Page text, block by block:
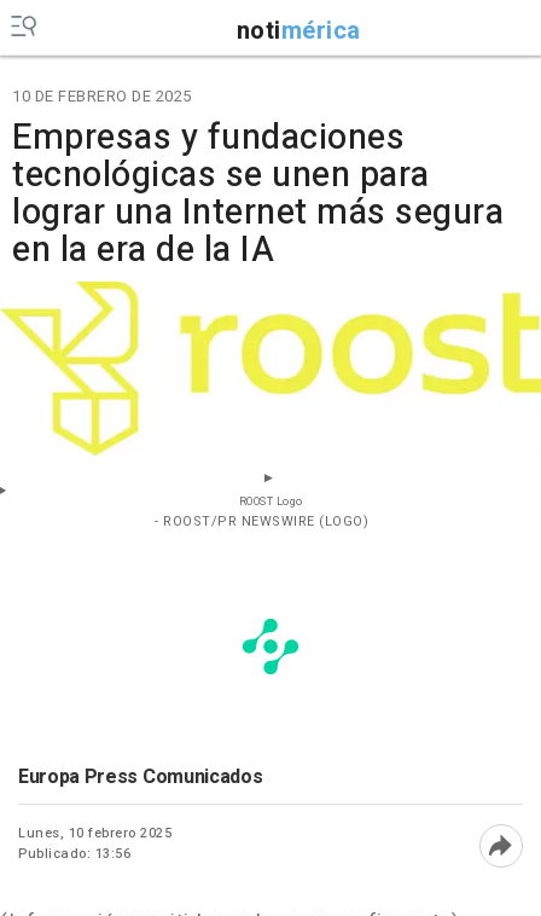
notimérica
10 DE FEBRERO DE 2025
Empresas y fundaciones
tecnológicas se unen para
lograr una Internet más segura
en la era de la IA
ROOST Logo
- ROOST/PR NEWSWIRE (LOGO)
Europa Press Comunicados
Lunes, 10 febrero 2025
Publicado: 13:56